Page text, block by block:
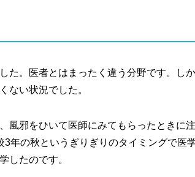
た。医者とはまったく違う分野です。しか
ない状況でした。
風邪をひいて医師にみてもらったときに
年の秋というぎりぎりのタイミングで医
したのです。